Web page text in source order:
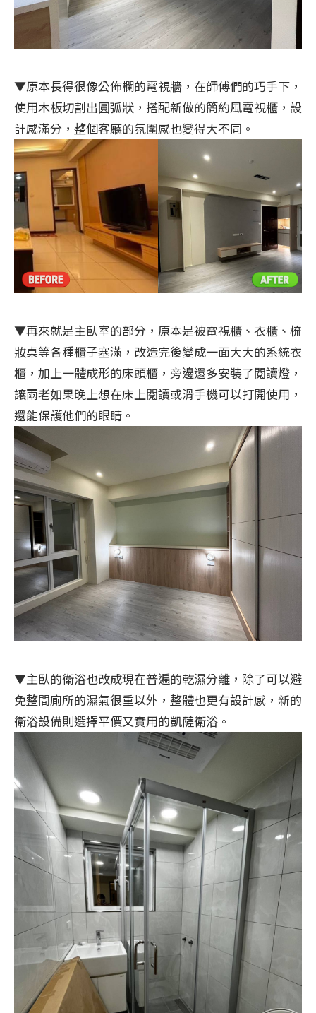
▼原本長得很像公佈欄的電視牆，在師傅們的巧手下，
使用木板切割出圓弧狀，搭配新做的簡約風電視櫃，設
計感滿分，整個客廳的氛圍感也變得大不同。
▼再來就是主臥室的部分，原本是被電視櫃、衣櫃、梳
妝桌等各種櫃子塞滿，改造完後變成一面大大的系統衣
櫃，加上一體成形的床頭櫃，旁邊還多安裝了閱讀燈，
讓兩老如果晚上想在床上閱讀或滑手機可以打開使用，
還能保護他們的眼睛。
▼主臥的衛浴也改成現在普遍的乾濕分離，除了可以避
免整間廁所的濕氣很重以外，整體也更有設計感，新的
衛浴設備則選擇平價又實用的凱薩衛浴。